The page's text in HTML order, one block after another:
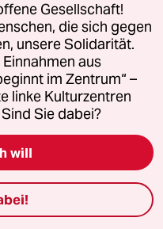
Gesellschaft!
die sich gegen
unsere Solidarität.
aus
im Zentrum“ –
linke Kulturzentren
Sie dabei?
will